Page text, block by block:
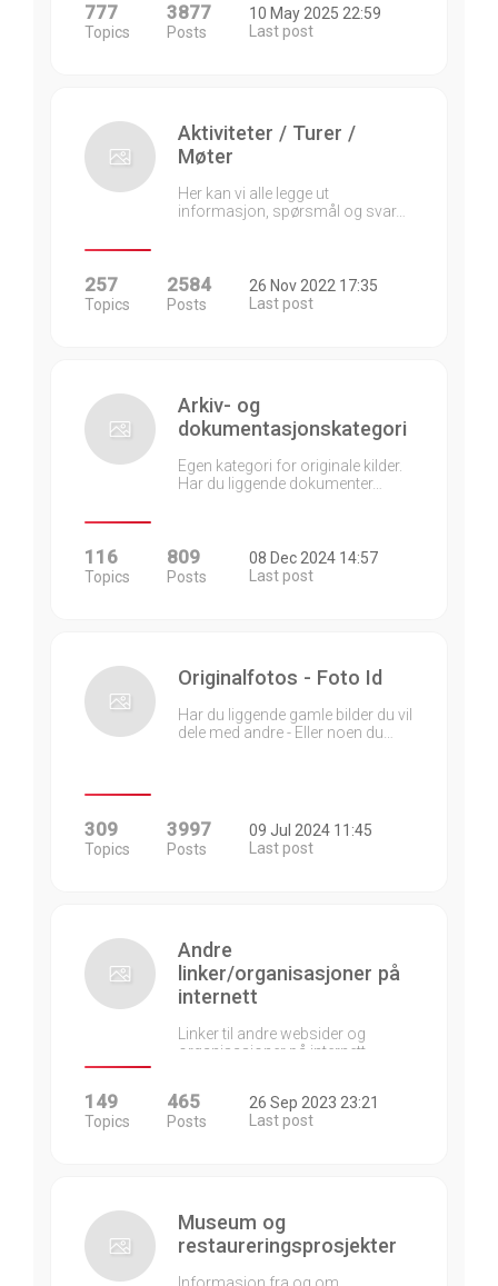
777
Topics
3877
Posts
10 May 2025 22:59
Last post
Aktiviteter / Turer /
Møter
Her kan vi alle legge ut
informasjon, spørsmål og svar…
257
Topics
2584
Posts
26 Nov 2022 17:35
Last post
Arkiv- og
dokumentasjonskategori
Egen kategori for originale kilder.
Har du liggende dokumenter…
116
Topics
809
Posts
08 Dec 2024 14:57
Last post
Originalfotos - Foto Id
Har du liggende gamle bilder du vil
dele med andre - Eller noen du…
309
Topics
3997
Posts
09 Jul 2024 11:45
Last post
Andre
linker/organisasjoner på
internett
Linker til andre websider og
organisasjoner på internett…
149
Topics
465
Posts
26 Sep 2023 23:21
Last post
Museum og
restaureringsprosjekter